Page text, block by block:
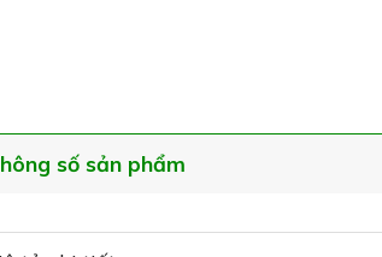
số sản phẩm